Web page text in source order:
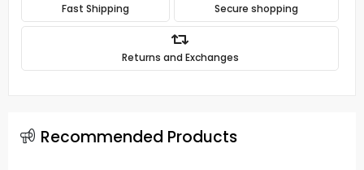
Fast Shipping Secure shopping
Returns and Exchanges
Recommended Products